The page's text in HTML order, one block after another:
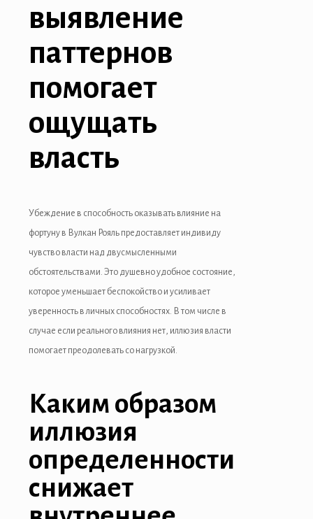
выявление
паттернов
помогает
ощущать
власть
Убеждение в способность оказывать влияние на
фортуну в Вулкан Рояль предоставляет индивиду
чувство власти над двусмысленными
обстоятельствами. Это душевно удобное состояние,
которое уменьшает беспокойство и усиливает
уверенность в личных способностях. В том числе в
случае если реального влияния нет, иллюзия власти
помогает преодолевать со нагрузкой.
Каким образом
иллюзия
определенности
снижает